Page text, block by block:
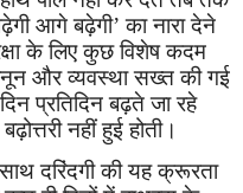
आगे बढ़ेगी’का नारा देने
के लिए कुछ विशेष कदम
और व्यवस्था सख्त की गई
प्रतिदिन बढ़ते जा रहे
नहीं हुई होती।
दरिंदगी की यह क्रूरता